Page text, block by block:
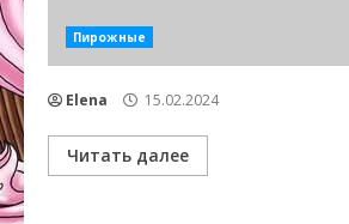
Пирожные
Elena 15.02.2024
Читать далее